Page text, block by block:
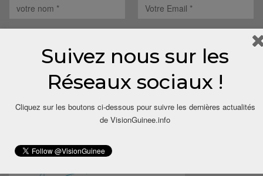
Save my name, email, and website in this browser for the next
time I comment.
Suivez nous sur les
Réseaux sociaux !
Cliquez sur les boutons ci-dessous pour suivre les dernières actualités
de VisionGuinee.info